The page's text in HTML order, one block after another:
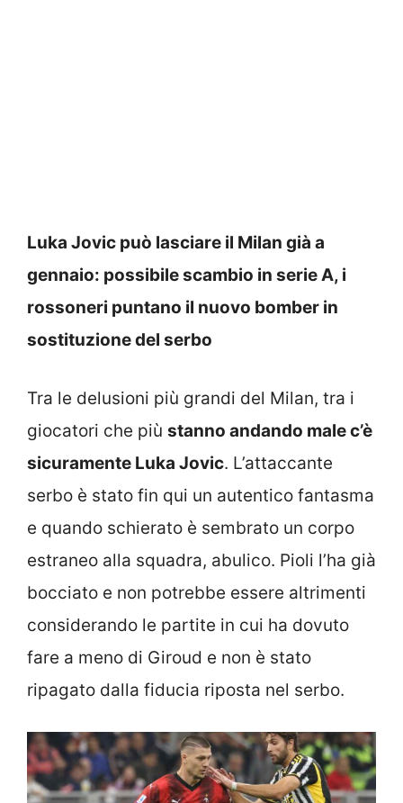
Luka Jovic può lasciare il Milan già a
gennaio: possibile scambio in serie A, i
rossoneri puntano il nuovo bomber in
sostituzione del serbo
Tra le delusioni più grandi del Milan, tra i
giocatori che più stanno andando male c’è
sicuramente Luka Jovic. L’attaccante
serbo è stato fin qui un autentico fantasma
e quando schierato è sembrato un corpo
estraneo alla squadra, abulico. Pioli l’ha già
bocciato e non potrebbe essere altrimenti
considerando le partite in cui ha dovuto
fare a meno di Giroud e non è stato
ripagato dalla fiducia riposta nel serbo.